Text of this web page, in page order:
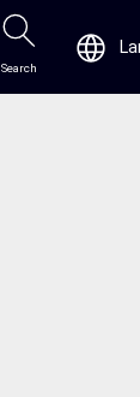
Search